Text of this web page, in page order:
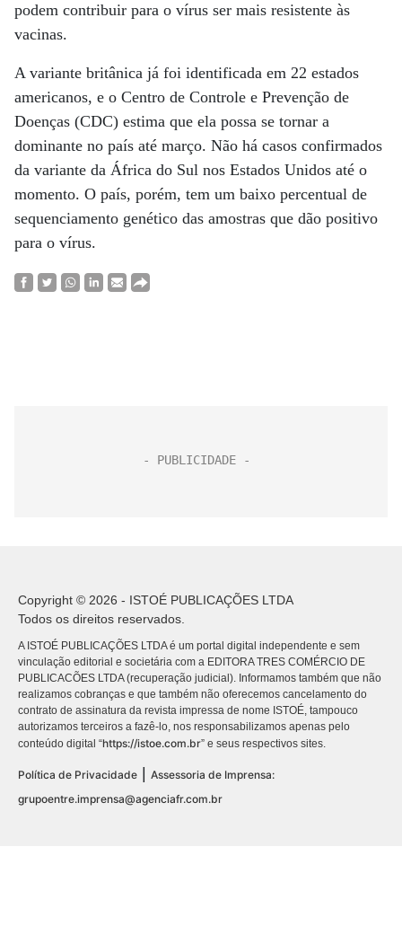
podem contribuir para o vírus ser mais resistente às
vacinas.
A variante britânica já foi identificada em 22 estados
americanos, e o Centro de Controle e Prevenção de
Doenças (CDC) estima que ela possa se tornar a
dominante no país até março. Não há casos confirmados
da variante da África do Sul nos Estados Unidos até o
momento. O país, porém, tem um baixo percentual de
sequenciamento genético das amostras que dão positivo
para o vírus.
Copyright © 2026 - ISTOÉ PUBLICAÇÕES LTDA
Todos os direitos reservados.
A ISTOÉ PUBLICAÇÕES LTDA é um portal digital independente e sem
vinculação editorial e societária com a EDITORA TRES COMÉRCIO DE
PUBLICACÕES LTDA (recuperação judicial). Informamos também que não
realizamos cobranças e que também não oferecemos cancelamento do
contrato de assinatura da revista impressa de nome ISTOÉ, tampouco
autorizamos terceiros a fazê-lo, nos responsabilizamos apenas pelo
conteúdo digital “https://istoe.com.br” e seus respectivos sites.
Política de Privacidade
Assessoria de Imprensa:
grupoentre.imprensa@agenciafr.com.br